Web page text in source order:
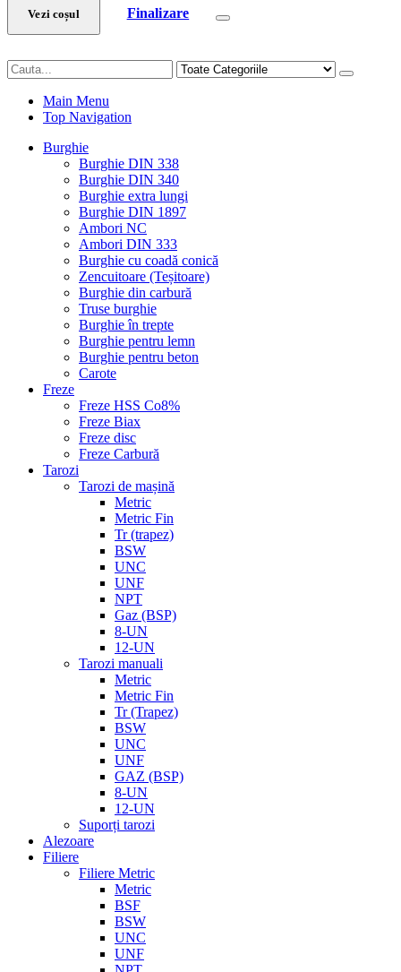
Vezi coșul Finalizare
Main Menu
Top Navigation
Burghie
Burghie DIN 338
Burghie DIN 340
Burghie extra lungi
Burghie DIN 1897
Ambori NC
Ambori DIN 333
Burghie cu coadă conică
Zencuitoare (Teșitoare)
Burghie din carbură
Truse burghie
Burghie în trepte
Burghie pentru lemn
Burghie pentru beton
Carote
Freze
Freze HSS Co8%
Freze Biax
Freze disc
Freze Carbură
Tarozi
Tarozi de mașină
Metric
Metric Fin
Tr (trapez)
BSW
UNC
UNF
NPT
Gaz (BSP)
8-UN
12-UN
Tarozi manuali
Metric
Metric Fin
Tr (Trapez)
BSW
UNC
UNF
GAZ (BSP)
8-UN
12-UN
Suporți tarozi
Alezoare
Filiere
Filiere Metric
Metric
BSF
BSW
UNC
UNF